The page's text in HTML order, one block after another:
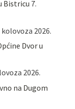
Bistricu 7.
kolovoza 2026.
Dvor u
2026.
na Dugom